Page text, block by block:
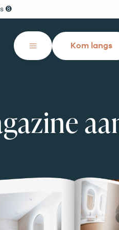
➑
Close
menu
Kom langs